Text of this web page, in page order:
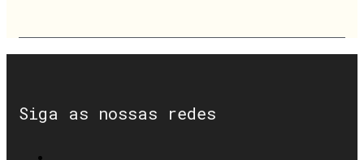
Siga as nossas redes